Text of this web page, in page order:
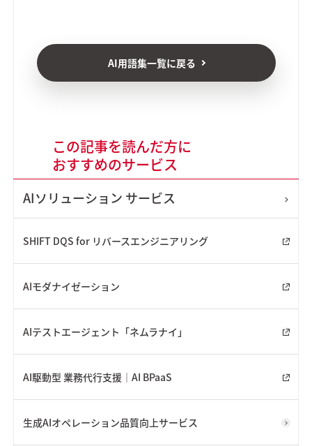
AI用語集一覧に戻る
この記事を読んだ方に
おすすめのサービス
AIソリューション サービス
SHIFT DQS for リバースエンジニアリング
AIモダナイゼーション
AIテストエージェント「ネムラナイ」
AI駆動型 業務代行支援｜AI BPaaS
生成AIオペレーション品質向上サービス